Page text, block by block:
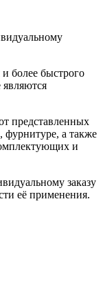
более быстрого
являются
представленных
фурнитуре, а также
и
заказу
её применения.